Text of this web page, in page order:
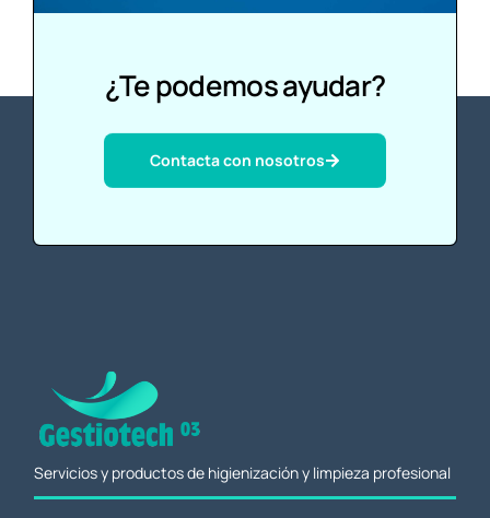
¿Te podemos ayudar?
Contacta con nosotros
Servicios y productos de higienización y limpieza profesional